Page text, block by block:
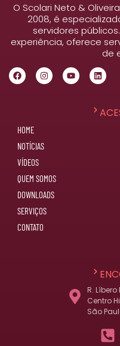
O Scolari Neto &
2008, é
servidores
experiência, oferece
de
HOME
NOTÍCIAS
VÍDEOS
QUEM SOMOS
DOWNLOADS
SERVIÇOS
CONTATO
R.
Centro
São